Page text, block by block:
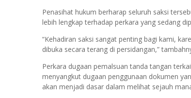
Penasihat hukum berharap seluruh saksi
lebih lengkap terhadap perkara yang sedang
“Kehadiran saksi sangat penting bagi kami,
dibuka secara terang di persidangan,”
Perkara dugaan pemalsuan tanda tangan
menyangkut dugaan penggunaan dokumen
akan menjadi dasar dalam melihat sejauh